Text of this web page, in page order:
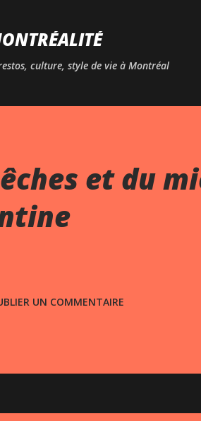
culture, style de vie à Montréal
et du
UN COMMENTAIRE